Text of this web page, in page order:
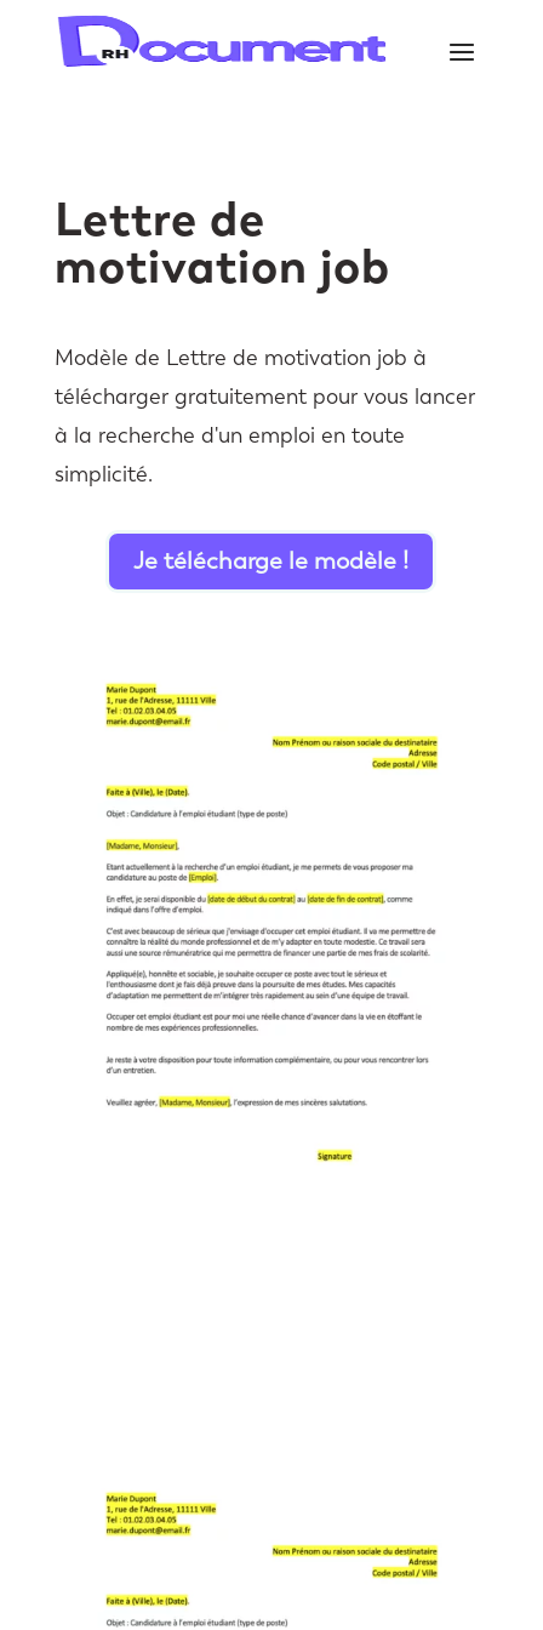
Lettre de
motivation job
Modèle de Lettre de motivation job à
télécharger gratuitement pour vous lancer
à la recherche d'un emploi en toute
simplicité.
Je télécharge le modèle !